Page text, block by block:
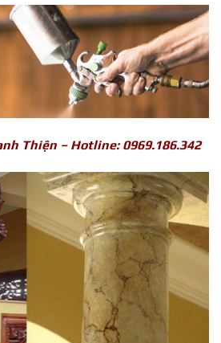
Thiện – Hotline: 0969.186.342